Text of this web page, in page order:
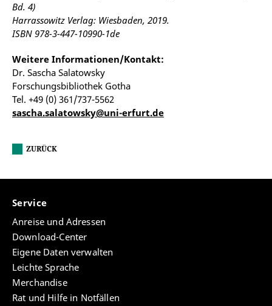
Bd. 4)
Harrassowitz Verlag: Wiesbaden, 2019.
ISBN 978-3-447-10990-1de
Weitere Informationen/Kontakt:
Dr. Sascha Salatowsky
Forschungsbibliothek Gotha
Tel. +49 (0) 361/737-5562
sascha.salatowsky@uni-erfurt.de
ZURÜCK
Service
Anreise und Adressen
Download-Center
Eigene Daten verwalten
Leichte Sprache
Merchandise
Rat und Hilfe in Notfällen